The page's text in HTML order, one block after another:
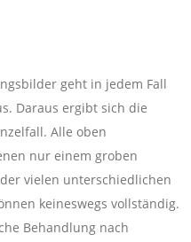
geht in jedem Fall
Daraus ergibt sich die
Alle oben
nur einem groben
vielen unterschiedlichen
keineswegs vollständig.
Behandlung nach